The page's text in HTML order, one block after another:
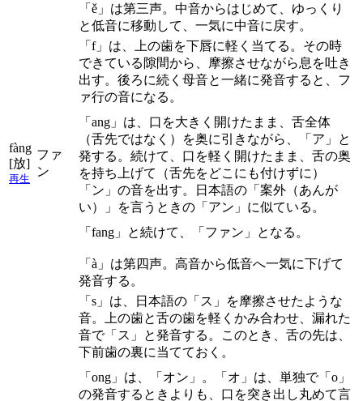
「ě」は第三声。中音からはじめて、ゆっくり
と低音に移動して、一気に中音に戻す。
fàng
[放]
再生
ファ
ン
「f」は、上の歯を下唇に軽く当てる。その時
できている隙間から、摩擦させながら息を吐き
出す。後ろに続く母音と一緒に発音すると、フ
ァ行の音になる。
「ang」は、口を大きく開けたまま、舌全体
（舌先ではなく）を奥に引きながら、「ア」と
発する。続けて、口を軽く開けたまま、舌の奥
を持ち上げて（舌先をどこにも付けずに）
「ン」の音を出す。日本語の「案外（あんが
い）」を言うときの「アン」に似ている。
「fang」と続けて、「ファン」となる。
「à」は第四声。高音から低音へ一気に下げて
発音する。
「s」は、日本語の「ス」を摩擦させたような
音。上の歯と舌の歯を軽くかみ合わせ、漏れた
音で「ス」と発音する。このとき、舌の先は、
下前歯の裏に当てておく。
「ong」は、「オン」。「オ」は、単独で「o」
の発音するときよりも、口を突き出し丸めて言